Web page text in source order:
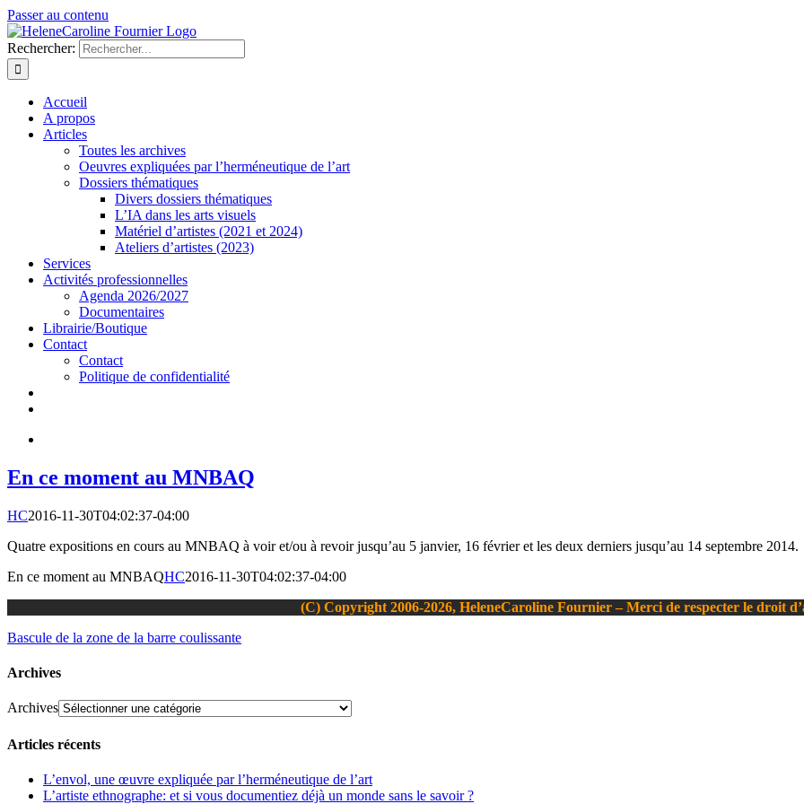
Passer au contenu
Rechercher:
Accueil
A propos
Articles
Toutes les archives
Oeuvres expliquées par l’herméneutique de l’art
Dossiers thématiques
Divers dossiers thématiques
L’IA dans les arts visuels
Matériel d’artistes (2021 et 2024)
Ateliers d’artistes (2023)
Services
Activités professionnelles
Agenda 2026/2027
Documentaires
Librairie/Boutique
Contact
Contact
Politique de confidentialité
En ce moment au MNBAQ
HC2016-11-30T04:02:37-04:00
Quatre expositions en cours au MNBAQ à voir et/ou à revoir jusqu’au 5 janvier, 16 février et les deux derniers jusqu’au 14 septembre 2014.
En ce moment au MNBAQHC2016-11-30T04:02:37-04:00
(C) Copyright 2006-2026, HeleneCaroline Fournier – Merci de respecter le droit
Bascule de la zone de la barre coulissante
Archives
Archives
Articles récents
L’envol, une œuvre expliquée par l’herméneutique de l’art
L’artiste ethnographe: et si vous documentiez déjà un monde sans le savoir ?